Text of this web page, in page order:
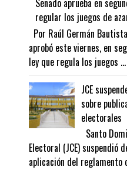
Senado aprueba en
regular los juegos de
Por Raúl Germán
aprobó este viernes, en
ley que regula los juegos ...
JCE
sobre
electorales
Santo
Electoral (JCE) suspendió
aplicación del reglamento